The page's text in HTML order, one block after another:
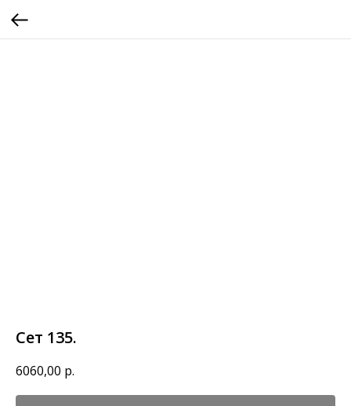
Сет 135.
6060,00 р.